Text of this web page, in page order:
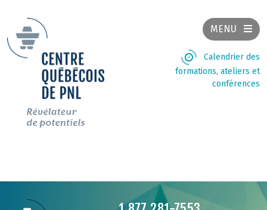
MENU
Calendrier des
formations, ateliers et
conférences